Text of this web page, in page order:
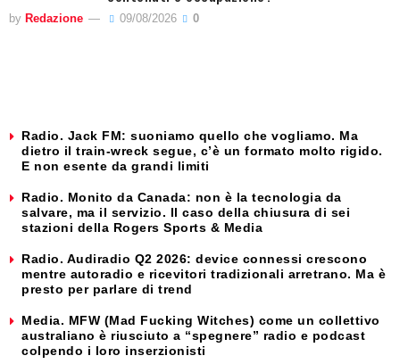
by Redazione 09/08/2026 0
Radio. Jack FM: suoniamo quello che vogliamo. Ma
dietro il train-wreck segue, c’è un formato molto rigido.
E non esente da grandi limiti
Radio. Monito da Canada: non è la tecnologia da
salvare, ma il servizio. Il caso della chiusura di sei
stazioni della Rogers Sports & Media
Radio. Audiradio Q2 2026: device connessi crescono
mentre autoradio e ricevitori tradizionali arretrano. Ma è
presto per parlare di trend
Media. MFW (Mad Fucking Witches) come un collettivo
australiano è riusciuto a “spegnere” radio e podcast
colpendo i loro inserzionisti